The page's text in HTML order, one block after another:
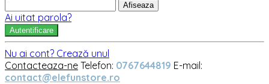
Afiseaza
Ai uitat parola?
Autentificare
Nu ai cont? Crează unul
Contacteaza-ne Telefon: 0767644819 E-mail:
contact@elefunstore.ro